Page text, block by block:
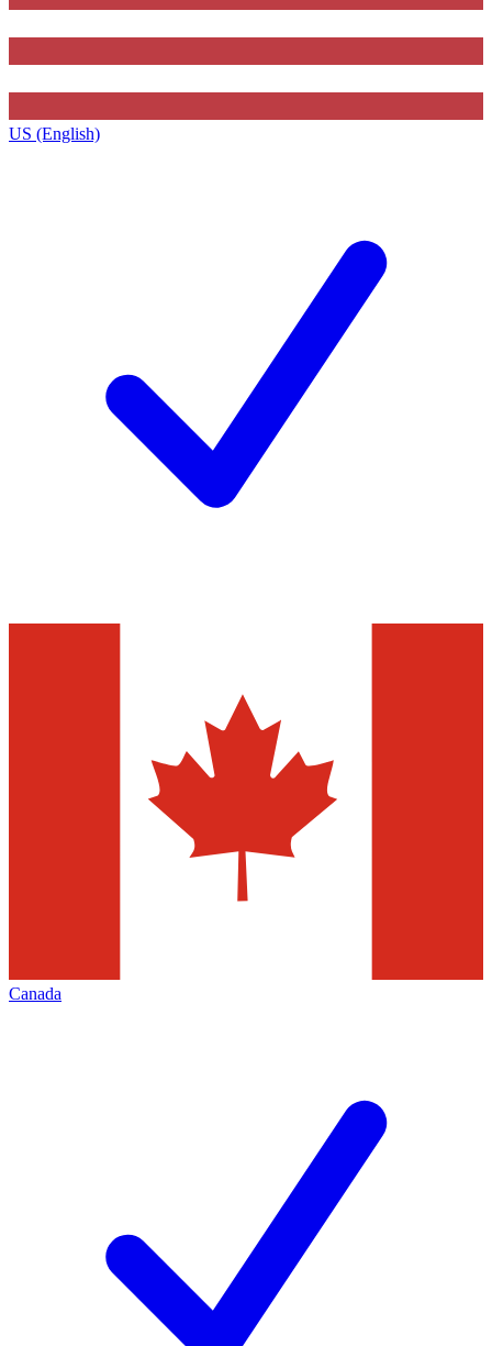
US (English)
Canada